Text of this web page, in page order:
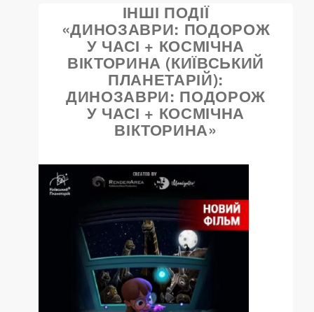
ІНШІ ПОДІЇ
«ДИНОЗАВРИ: ПОДОРОЖ
У ЧАСІ + КОСМІЧНА
ВІКТОРИНА (КИЇВСЬКИЙ
ПЛАНЕТАРІЙ):
ДИНОЗАВРИ: ПОДОРОЖ
У ЧАСІ + КОСМІЧНА
ВІКТОРИНА»